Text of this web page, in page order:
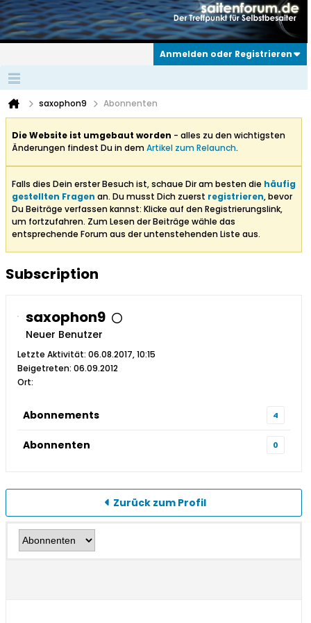
Anmelden oder Registrieren
saxophon9 Abonnenten
Die Website ist umgebaut worden - alles zu den wichtigsten
Änderungen findest Du in demArtikel zum Relaunch.
Falls dies Dein erster Besuch ist, schaue Dir am besten die häufig
gestellten Fragen an. Du musst Dich zuerst registrieren, bevor
Du Beiträge verfassen kannst: Klicke auf den Registrierungslink,
um fortzufahren. Zum Lesen der Beiträge wähle das
entsprechende Forum aus der untenstehenden Liste aus.
Subscription
saxophon9
Neuer Benutzer
Letzte Aktivität: 06.08.2017, 10:15
Beigetreten: 06.09.2012
Ort:
Abonnements 4
Abonnenten 0
Zurück zum Profil